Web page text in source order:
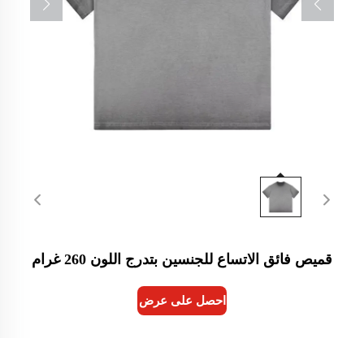
قميص فائق الاتساع للجنسين بتدرج اللون 260 غرام
احصل على عرض أسعار